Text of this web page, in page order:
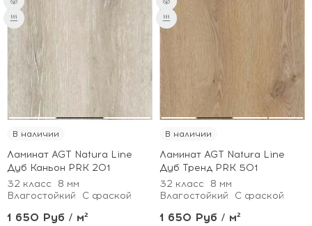
В наличии
Ламинат AGT Natura Line
Дуб Каньон PRK 201
32 класс
8 мм
Влагостойкий
С фаской
1 650 Руб / м²
В наличии
Ламинат AGT Natura Line
Дуб Тренд PRK 501
32 класс
8 мм
Влагостойкий
С фаской
1 650 Руб / м²